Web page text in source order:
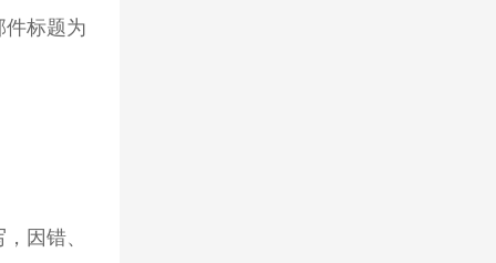
件标题为
因错、